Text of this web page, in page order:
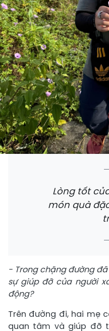
Lòng tốt
món quà
- Trong chặng đường
sự giúp đỡ của người
động?
Trên đường đi, hai mẹ
quan tâm và giúp đỡ